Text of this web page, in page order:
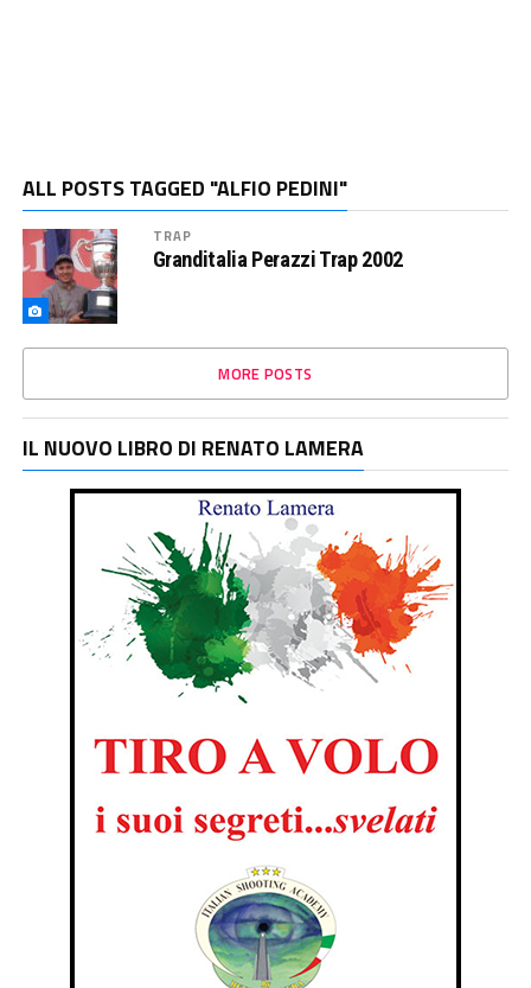
ALL POSTS TAGGED "ALFIO PEDINI"
TRAP
Granditalia Perazzi Trap 2002
MORE POSTS
IL NUOVO LIBRO DI RENATO LAMERA